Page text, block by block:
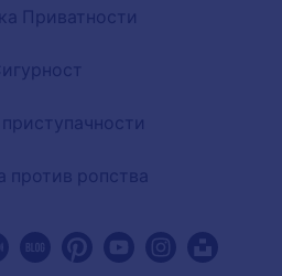
Приватности
приступачности
против ропства